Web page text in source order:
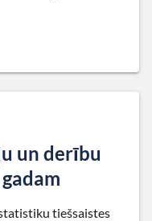
un derību
tiešsaistes